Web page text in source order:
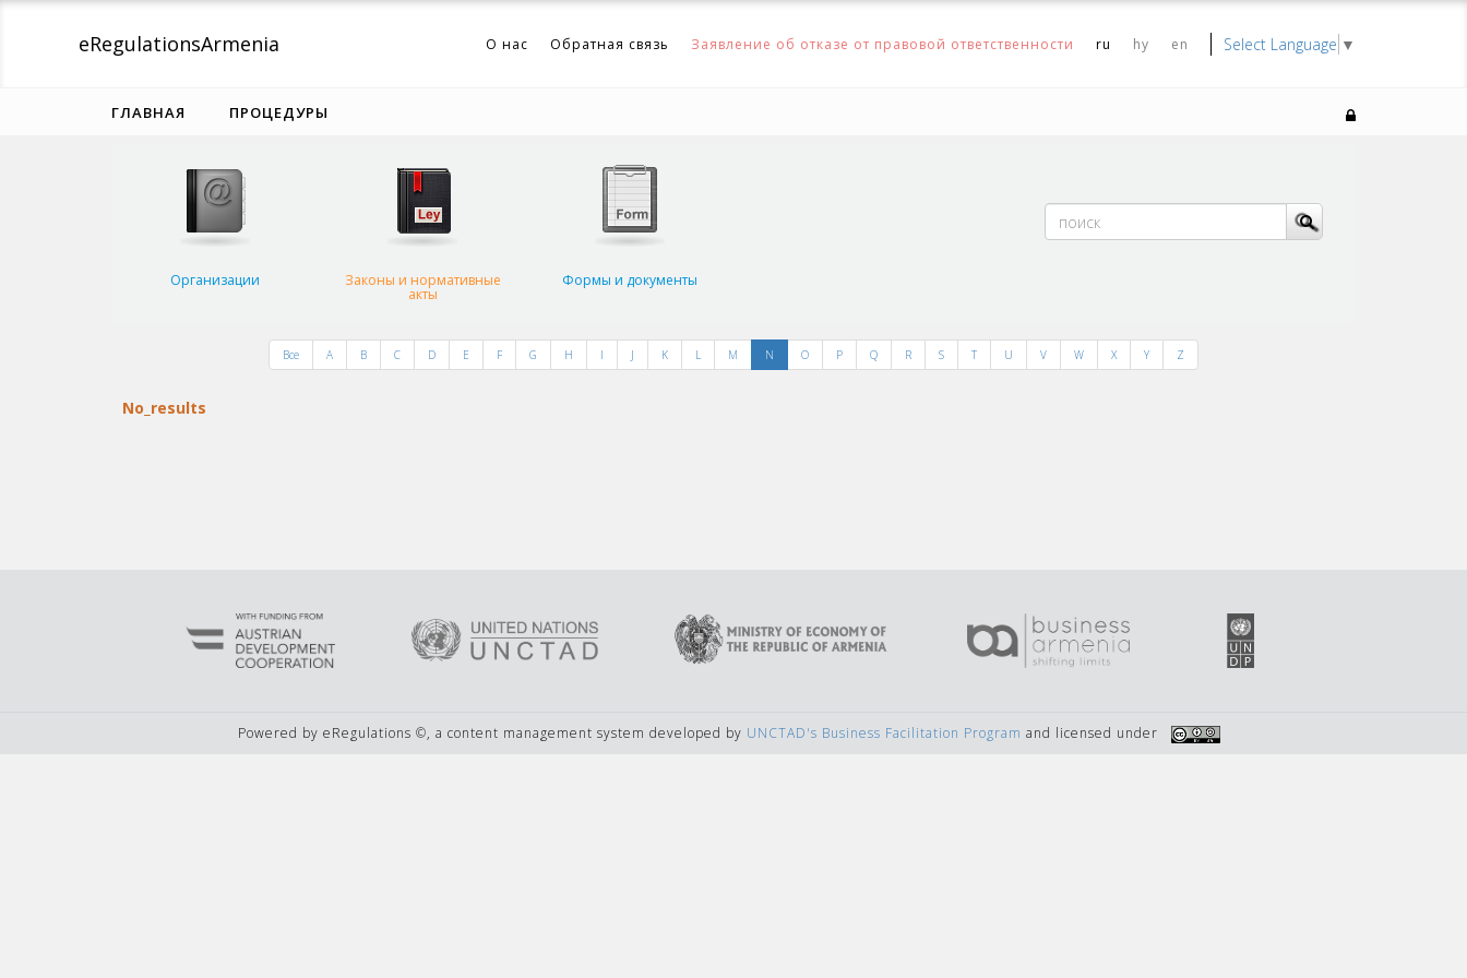
eRegulationsArmenia О нас Обратная связь Заявление об отказе от правовой ответственности ru hy en Select Language ▼
ГЛАВНАЯ ПРОЦЕДУРЫ
Организации Законы и нормативные
акты
Формы и документы
Все A B C D E F G H I J K L M N O P Q R S T U V W X Y Z
No_results
Powered by eRegulations ©, a content management system developed by UNCTAD's Business Facilitation Program and licensed under